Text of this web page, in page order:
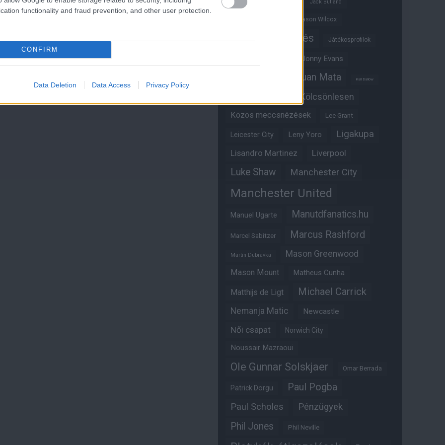
functionality and fraud prevention, and other user protection.
CONFIRM
Data Deletion Data Access Privacy Policy
Hull City Jack Butland
Jason Wilcox
Játékosértékelés Játékosprofilok
Jonny Evans
Juan Mata Karl Darlow
Kölcsönlesen
Közös meccsnézések Lee Grant
Leicester City Leny Yoro Ligakupa
Lisandro Martinez Liverpool
Luke Shaw Manchester City
Manchester United
Manuel Ugarte Manutdfanatics.hu
Marcel Sabitzer Marcus Rashford
Martin Dubravka Mason Greenwood
Mason Mount Matheus Cunha
Matthijs de Ligt Michael Carrick
Nemanja Matic Newcastle
Női csapat Norwich City
Noussair Mazraoui
Ole Gunnar Solskjaer Omar Berrada
Patrick Dorgu Paul Pogba
Paul Scholes Pénzügyek
Phil Jones Phil Neville